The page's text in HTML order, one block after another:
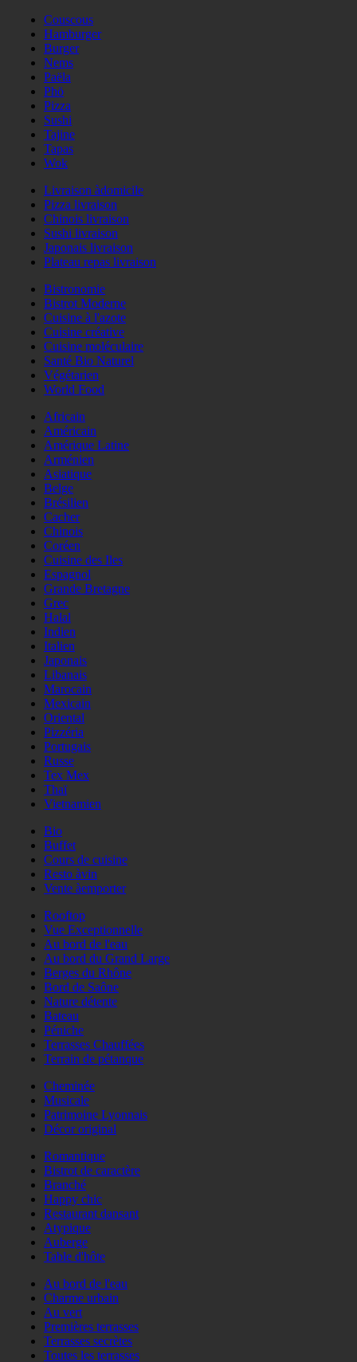
Couscous
Hamburger
Burger
Nems
Paëla
Phö
Pizza
Sushi
Tajine
Tapas
Wok
Livraison àdomicile
Pizza livraison
Chinois livraison
Sushi livraison
Japonais livraison
Plateau repas livraison
Bistronomie
Bistrot Moderne
Cuisine à l'azote
Cuisine créative
Cuisine moléculaire
Santé Bio Naturel
Végétarien
World Food
Africain
Américain
Amérique Latine
Arménien
Asiatique
Belge
Brésilien
Cacher
Chinois
Coréen
Cuisine des Iles
Espagnol
Grande Bretagne
Grec
Halal
Indien
Italien
Japonais
Libanais
Marocain
Mexicain
Oriental
Pizzéria
Portugais
Russe
Tex Mex
Thaï
Vietnamien
Bio
Buffet
Cours de cuisine
Resto àvin
Vente àemporter
Rooftop
Vue Exceptionnelle
Au bord de l'eau
Au bord du Grand Large
Berges du Rhône
Bord de Saône
Nature détente
Bateau
Péniche
Terrasses Chauffées
Terrain de pétanque
Cheminée
Musicale
Patrimoine Lyonnais
Décor original
Romantique
Bistrot de caractère
Branché
Happy chic
Restaurant dansant
Atypique
Auberge
Table d'hôte
Au bord de l'eau
Charme urbain
Au vert
Premières terrasses
Terrasses secrètes
Toutes les terrasses